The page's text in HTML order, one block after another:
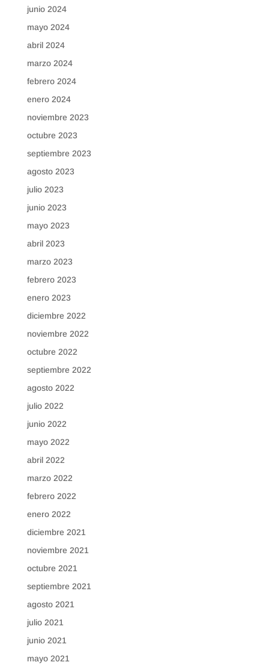
junio 2024
mayo 2024
abril 2024
marzo 2024
febrero 2024
enero 2024
noviembre 2023
octubre 2023
septiembre 2023
agosto 2023
julio 2023
junio 2023
mayo 2023
abril 2023
marzo 2023
febrero 2023
enero 2023
diciembre 2022
noviembre 2022
octubre 2022
septiembre 2022
agosto 2022
julio 2022
junio 2022
mayo 2022
abril 2022
marzo 2022
febrero 2022
enero 2022
diciembre 2021
noviembre 2021
octubre 2021
septiembre 2021
agosto 2021
julio 2021
junio 2021
mayo 2021